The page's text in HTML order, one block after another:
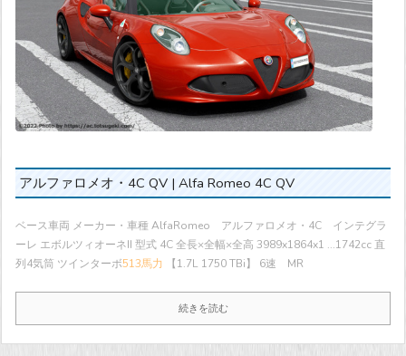
アルファロメオ・4C QV | Alfa Romeo 4C QV
ベース車両 メーカー・車種 AlfaRomeo アルファロメオ・4C インテグラ
ーレ エボルツィオーネII 型式 4C 全長×全幅×全高 3989x1864x1 ...1742cc 直
列4気筒 ツインターボ513馬力 【1.7L 1750 TBi】 6速 MR
続きを読む